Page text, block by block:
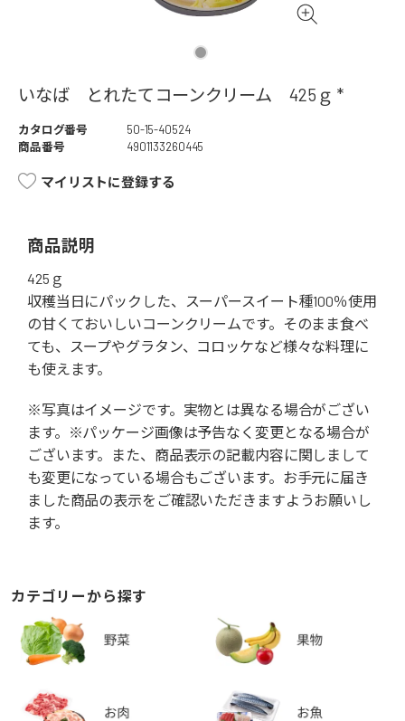
いなば とれたてコーンクリーム 425ｇ *
カタログ番号
50-15-40524
商品番号
4901133260445
マイリストに登録する
商品説明
425ｇ
収穫当日にパックした、スーパースイート種100％使用
の甘くておいしいコーンクリームです。そのまま食べ
ても、スープやグラタン、コロッケなど様々な料理に
も使えます。
※写真はイメージです。実物とは異なる場合がござい
ます。※パッケージ画像は予告なく変更となる場合が
ございます。また、商品表示の記載内容に関しまして
も変更になっている場合もございます。お手元に届き
ました商品の表示をご確認いただきますようお願いし
ます。
カテゴリーから探す